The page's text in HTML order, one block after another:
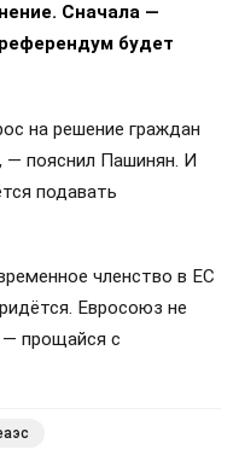
Сначала —
будет
на решение граждан
— пояснил Пашинян. И
подавать
членство в ЕС
Евросоюз не
прощайся с